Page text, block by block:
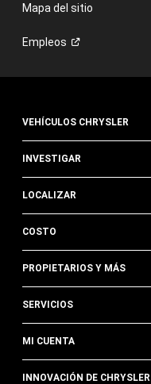
Mapa del sitio
Empleos
VEHÍCULOS CHRYSLER
INVESTIGAR
LOCALIZAR
COSTO
PROPIETARIOS Y MÁS
SERVICIOS
MI CUENTA
INNOVACIÓN DE CHRYSLER